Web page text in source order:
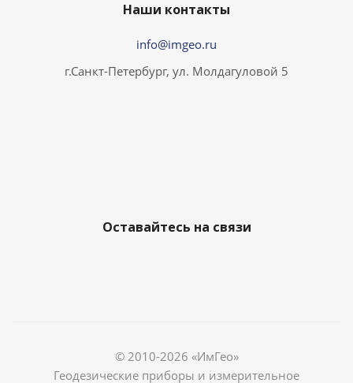
Наши контакты
info@imgeo.ru
г.Санкт-Петербург, ул. Молдагуловой 5
Оставайтесь на связи
© 2010-2026 «ИмГео»
Геодезические приборы и измерительное